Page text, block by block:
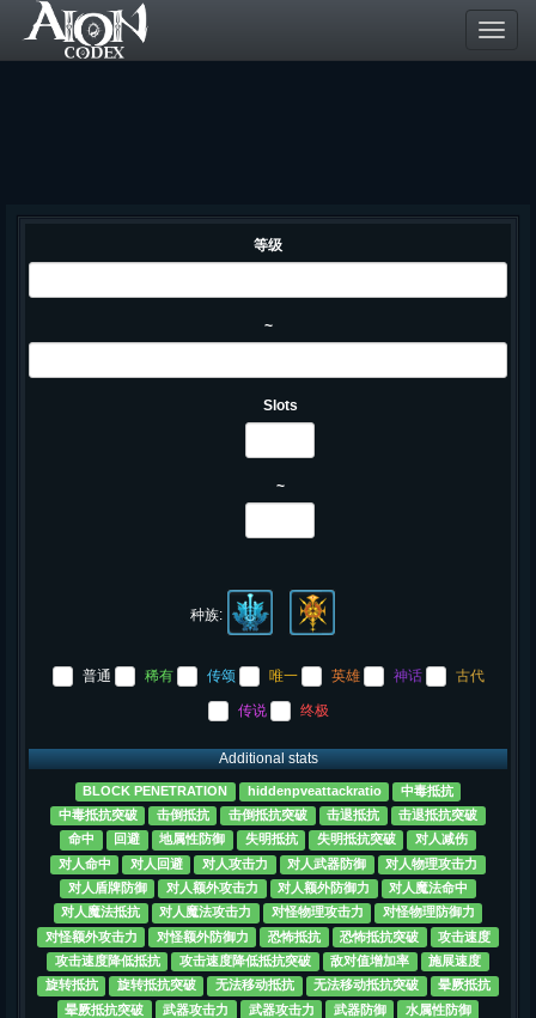
等级
~
Slots
~
种族:
普通 稀有 传颂 唯一 英雄 神话 古代
传说 终极
Additional stats
BLOCK PENETRATION hiddenpveattackratio
中毒抵抗
中毒抵抗突破
击倒抵抗 击倒抵抗突破 击退抵抗
击退抵抗突破
命中
回避 地属性防御 失明抵抗 失明抵抗突破
对人减伤
对人命中
对人回避 对人攻击力 对人武器防御
对人物理攻击力
对人盾牌防御
对人额外攻击力 对人额外防御力
对人魔法命中
对人魔法抵抗
对人魔法攻击力 对怪物理攻击力
对怪物理防御力
对怪额外攻击力
对怪额外防御力 恐怖抵抗 恐怖抵抗突破
攻击速度
攻击速度降低抵抗
攻击速度降低抵抗突破 敌对值增加率
施展速度
旋转抵抗
旋转抵抗突破 无法移动抵抗 无法移动抵抗突破
晕厥抵抗
晕厥抵抗突破
武器攻击力 武器攻击力 武器防御
水属性防御